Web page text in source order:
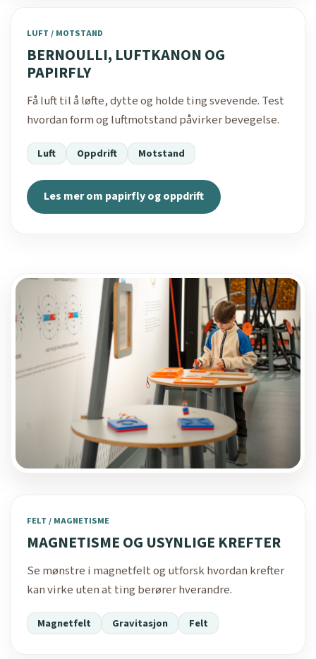
LUFT / MOTSTAND
BERNOULLI, LUFTKANON OG
PAPIRFLY
Få luft til å løfte, dytte og holde ting svevende. Test
hvordan form og luftmotstand påvirker bevegelse.
Luft Oppdrift Motstand
Les mer om papirfly og oppdrift
FELT / MAGNETISME
MAGNETISME OG USYNLIGE KREFTER
Se mønstre i magnetfelt og utforsk hvordan krefter
kan virke uten at ting berører hverandre.
Magnetfelt Gravitasjon Felt